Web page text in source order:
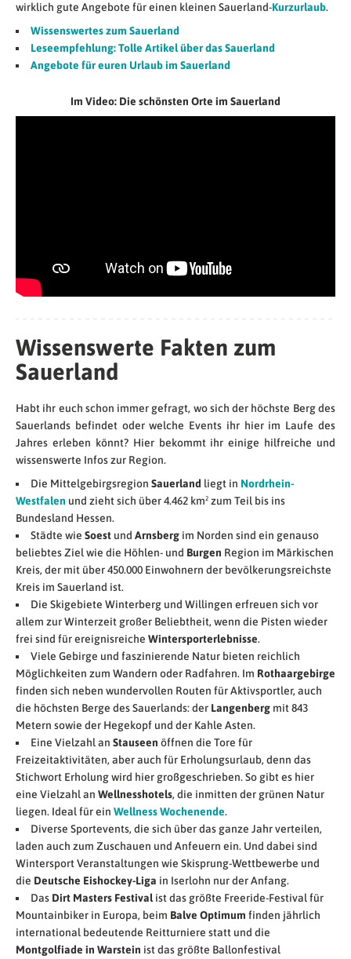
wirklich gute Angebote für einen kleinen Sauerland-Kurzurlaub.
Wissenswertes zum Sauerland
Leseempfehlung: Tolle Artikel über das Sauerland
Angebote für euren Urlaub im Sauerland
Im Video: Die schönsten Orte im Sauerland
Wissenswerte Fakten zum
Sauerland
Habt ihr euch schon immer gefragt, wo sich der höchste Berg des
Sauerlands befindet oder welche Events ihr hier im Laufe des
Jahres erleben könnt? Hier bekommt ihr einige hilfreiche und
wissenswerte Infos zur Region.
Die Mittelgebirgsregion Sauerland liegt in Nordrhein-
Westfalen und zieht sich über 4.462 km² zum Teil bis ins
Bundesland Hessen.
Städte wie Soest und Arnsberg im Norden sind ein genauso
beliebtes Ziel wie die Höhlen- und Burgen Region im Märkischen
Kreis, der mit über 450.000 Einwohnern der bevölkerungsreichste
Kreis im Sauerland ist.
Die Skigebiete Winterberg und Willingen erfreuen sich vor
allem zur Winterzeit großer Beliebtheit, wenn die Pisten wieder
frei sind für ereignisreiche Wintersporterlebnisse.
Viele Gebirge und faszinierende Natur bieten reichlich
Möglichkeiten zum Wandern oder Radfahren. Im Rothaargebirge
finden sich neben wundervollen Routen für Aktivsportler, auch
die höchsten Berge des Sauerlands: der Langenberg mit 843
Metern sowie der Hegekopf und der Kahle Asten.
Eine Vielzahl an Stauseen öffnen die Tore für
Freizeitaktivitäten, aber auch für Erholungsurlaub, denn das
Stichwort Erholung wird hier großgeschrieben. So gibt es hier
eine Vielzahl an Wellnesshotels, die inmitten der grünen Natur
liegen. Ideal für ein Wellness Wochenende.
Diverse Sportevents, die sich über das ganze Jahr verteilen,
laden auch zum Zuschauen und Anfeuern ein. Und dabei sind
Wintersport Veranstaltungen wie Skisprung-Wettbewerbe und
die Deutsche Eishockey-Liga in Iserlohn nur der Anfang.
Das Dirt Masters Festival ist das größte Freeride-Festival für
Mountainbiker in Europa, beim Balve Optimum finden jährlich
international bedeutende Reitturniere statt und die
Montgolfiade in Warstein ist das größte Ballonfestival